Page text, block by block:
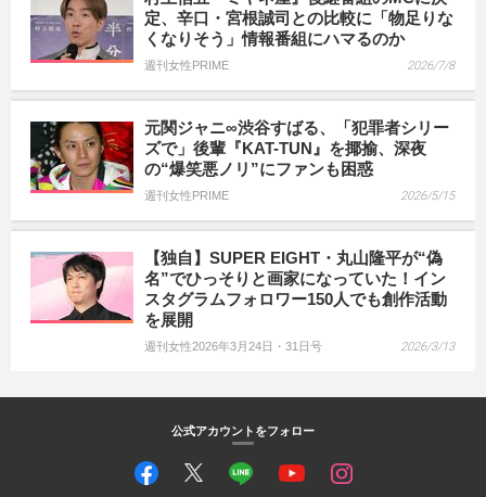
定、辛口・宮根誠司との比較に「物足りな
くなりそう」情報番組にハマるのか
週刊女性PRIME 2026/7/8
元関ジャニ∞渋谷すばる、「犯罪者シリー
ズで」後輩『KAT-TUN』を揶揄、深夜
の“爆笑悪ノリ”にファンも困惑
週刊女性PRIME 2026/5/15
【独自】SUPER EIGHT・丸山隆平が“偽
名”でひっそりと画家になっていた！イン
スタグラムフォロワー150人でも創作活動
を展開
週刊女性2026年3月24日・31日号 2026/3/13
公式アカウントをフォロー